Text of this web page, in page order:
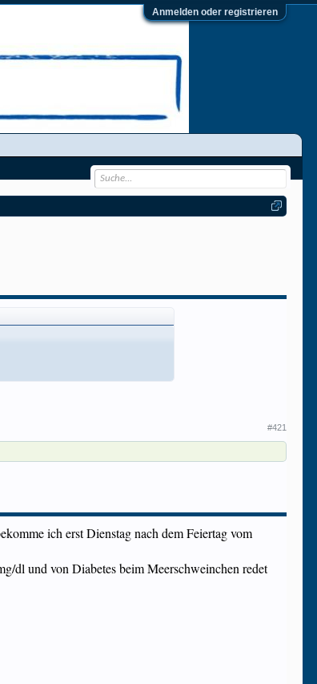
Anmelden oder registrieren
#421
ich erst Dienstag nach dem Feiertag vom
dl und von Diabetes beim Meerschweinchen redet